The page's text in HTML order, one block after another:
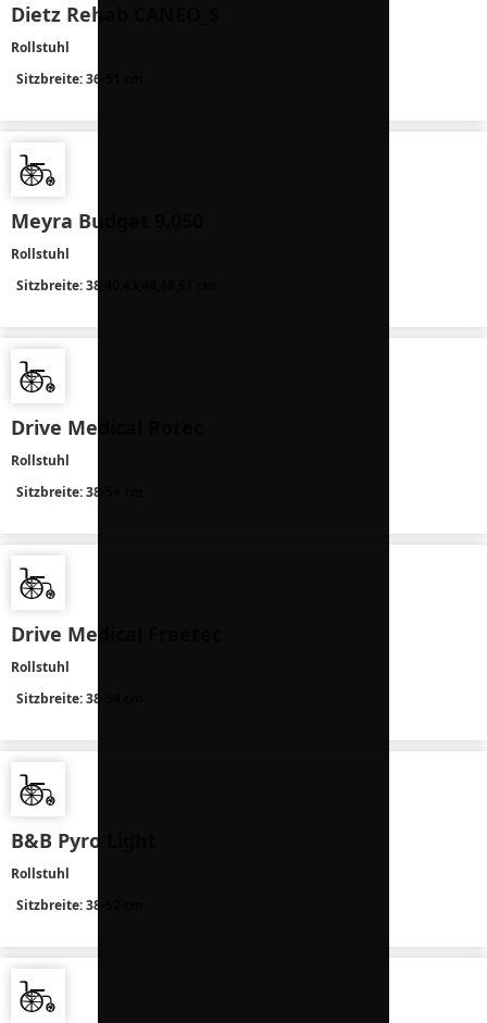
Dietz Rehab CANEO_S
Rollstuhl
Sitzbreite: 36-51 cm
Meyra Budget 9.050
Rollstuhl
Sitzbreite: 38,40,43,46,48,51 cm
Drive Medical Rotec
Rollstuhl
Sitzbreite: 38-54 cm
Drive Medical Freetec
Rollstuhl
Sitzbreite: 38-54 cm
B&B Pyro Light
Rollstuhl
Sitzbreite: 38-52 cm